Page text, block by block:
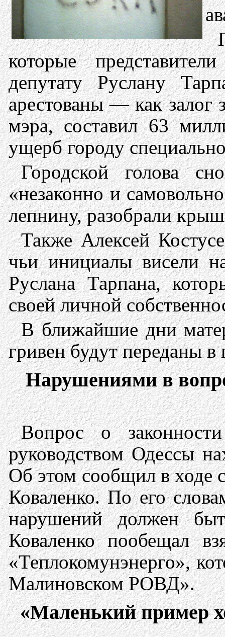
которые
депутату Руслану
арестованы — как залог
мэра, составил 63
ущерб городу
Городской голова
«незаконно и
лепнину, разобрали
Также Алексей
чьи инициалы висели
Руслана Тарпана,
своей личной
В ближайшие дни
гривен будут переданы в
Нарушениями в
Вопрос о
руководством Одессы
Об этом сообщил в ходе
Коваленко. По его
нарушений должен
Коваленко пообещал
«Теплокомунэнерго»,
Малиновском РОВД».
«Маленький пример